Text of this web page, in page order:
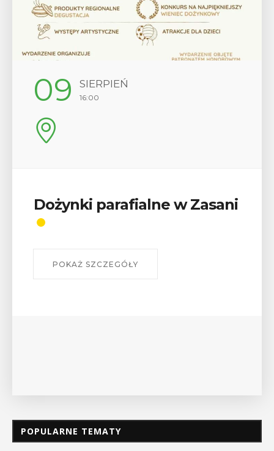
12 SIERPIEŃ
17:00
Wykład „Jak zdobyć
odznaki na myślenickich
W środę 12 sierpnia o godz. 17 w Miejskiej
POPULARNE TEMATY